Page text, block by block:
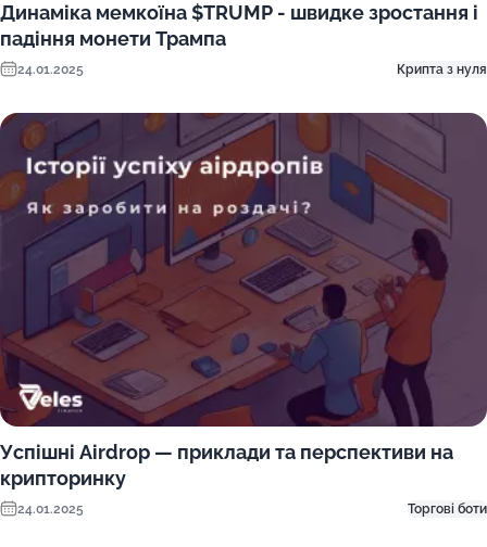
Динаміка мемкоїна $TRUMP - швидке зростання і
падіння монети Трампа
24.01.2025 Крипта з нуля
Успішні Airdrop — приклади та перспективи на
крипторинку
24.01.2025 Торгові боти